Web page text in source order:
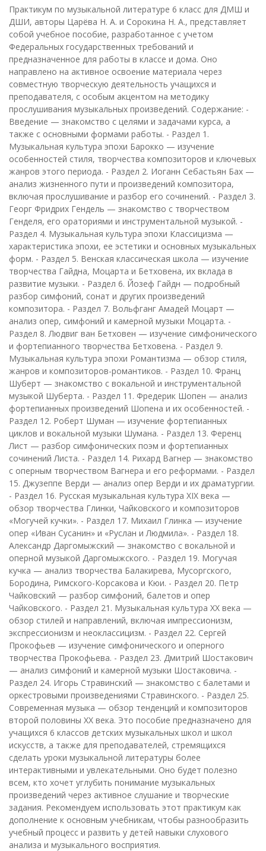
Практикум по музыкальной литературе 6 класс для ДМШ и
ДШИ, авторы Царёва Н. А. и Сорокина Н. А., представляет
собой учебное пособие, разработанное с учетом
Федеральных государственных требований и
предназначенное для работы в классе и дома. Оно
направлено на активное освоение материала через
совместную творческую деятельность учащихся и
преподавателя, с особым акцентом на методику
прослушивания музыкальных произведений. Содержание: -
Введение — знакомство с целями и задачами курса, а
также с основными формами работы. - Раздел 1.
Музыкальная культура эпохи Барокко — изучение
особенностей стиля, творчества композиторов и ключевых
жанров этого периода. - Раздел 2. Иоганн Себастьян Бах —
анализ жизненного пути и произведений композитора,
включая прослушивание и разбор его сочинений. - Раздел 3.
Георг Фридрих Гендель — знакомство с творчеством
Генделя, его ораториями и инструментальной музыкой. -
Раздел 4. Музыкальная культура эпохи Классицизма —
характеристика эпохи, ее эстетики и основных музыкальных
форм. - Раздел 5. Венская классическая школа — изучение
творчества Гайдна, Моцарта и Бетховена, их вклада в
развитие музыки. - Раздел 6. Йозеф Гайдн — подробный
разбор симфоний, сонат и других произведений
композитора. - Раздел 7. Вольфганг Амадей Моцарт —
анализ опер, симфоний и камерной музыки Моцарта. -
Раздел 8. Людвиг ван Бетховен — изучение симфонического
и фортепианного творчества Бетховена. - Раздел 9.
Музыкальная культура эпохи Романтизма — обзор стиля,
жанров и композиторов-романтиков. - Раздел 10. Франц
Шуберт — знакомство с вокальной и инструментальной
музыкой Шуберта. - Раздел 11. Фредерик Шопен — анализ
фортепианных произведений Шопена и их особенностей. -
Раздел 12. Роберт Шуман — изучение фортепианных
циклов и вокальной музыки Шумана. - Раздел 13. Ференц
Лист — разбор симфонических поэм и фортепианных
сочинений Листа. - Раздел 14. Рихард Вагнер — знакомство
с оперным творчеством Вагнера и его реформами. - Раздел
15. Джузеппе Верди — анализ опер Верди и их драматургии.
- Раздел 16. Русская музыкальная культура XIX века —
обзор творчества Глинки, Чайковского и композиторов
«Могучей кучки». - Раздел 17. Михаил Глинка — изучение
опер «Иван Сусанин» и «Руслан и Людмила». - Раздел 18.
Александр Даргомыжский — знакомство с вокальной и
оперной музыкой Даргомыжского. - Раздел 19. Могучая
кучка — анализ творчества Балакирева, Мусоргского,
Бородина, Римского-Корсакова и Кюи. - Раздел 20. Петр
Чайковский — разбор симфоний, балетов и опер
Чайковского. - Раздел 21. Музыкальная культура XX века —
обзор стилей и направлений, включая импрессионизм,
экспрессионизм и неоклассицизм. - Раздел 22. Сергей
Прокофьев — изучение симфонического и оперного
творчества Прокофьева. - Раздел 23. Дмитрий Шостакович
— анализ симфоний и камерной музыки Шостаковича. -
Раздел 24. Игорь Стравинский — знакомство с балетами и
оркестровыми произведениями Стравинского. - Раздел 25.
Современная музыка — обзор тенденций и композиторов
второй половины XX века. Это пособие предназначено для
учащихся 6 классов детских музыкальных школ и школ
искусств, а также для преподавателей, стремящихся
сделать уроки музыкальной литературы более
интерактивными и увлекательными. Оно будет полезно
всем, кто хочет углубить понимание музыкальных
произведений через активное слушание и творческие
задания. Рекомендуем использовать этот практикум как
дополнение к основным учебникам, чтобы разнообразить
учебный процесс и развить у детей навыки слухового
анализа и музыкального восприятия.